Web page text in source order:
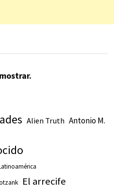
Alien Truth Antonio M.
El arrecife